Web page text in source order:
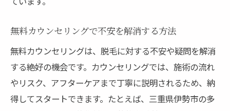
無料カウンセリングで不安を解消する方法
無料カウンセリングは、脱毛に対する不安や疑問を解消
する絶好の機会です。カウンセリングでは、施術の流れ
やリスク、アフターケアまで丁寧に説明されるため、納
得してスタートできます。たとえば、三重県伊勢市の多